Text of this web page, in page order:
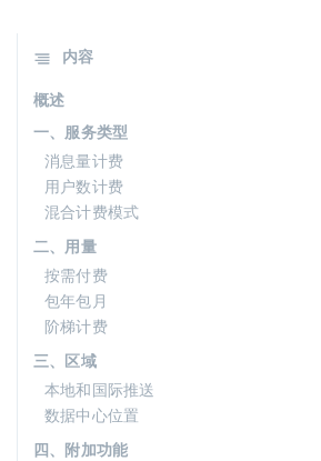
内容
概述
一、服务类型
消息量计费
用户数计费
混合计费模式
二、用量
按需付费
包年包月
阶梯计费
三、区域
本地和国际推送
数据中心位置
四、附加功能